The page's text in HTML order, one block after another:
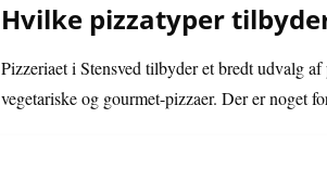
Hvilke pizzatyper
Pizzeriaet i Stensved tilbyder et bredt udvalg
vegetariske og gourmet-pizzaer. Der er noget